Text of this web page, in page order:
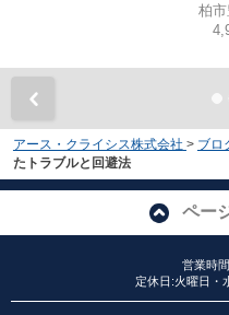
柏市
アース・クライシス株式会社 > ブロ
たトラブルと回避法
ペー
営業時
定休日:火曜日